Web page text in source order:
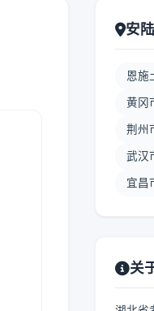
安
恩施
黄冈
荆州
武汉
宜昌
关